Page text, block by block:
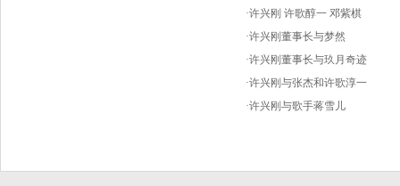
·许兴刚 许歌醇一 邓紫棋
·许兴刚董事长与梦然
·许兴刚董事长与玖月奇迹
·许兴刚与张杰和许歌淳一
·许兴刚与歌手蒋雪儿